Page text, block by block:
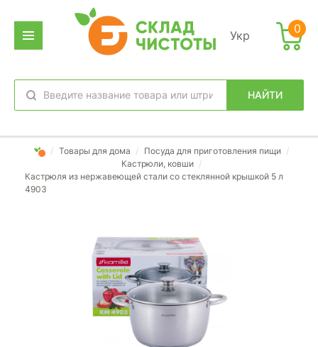
Укр
НАЙТИ
избранное вход
0
/ Товары для дома / Посуда для приготовления пищи /
Кастрюли, ковши /
Кастрюля из нержавеющей стали со стеклянной крышкой 5 л
4903